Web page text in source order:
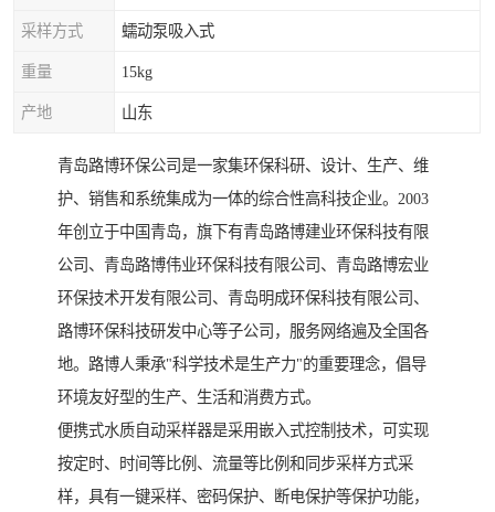
采样方式 蠕动泵吸入式
重量 15kg
产地 山东
青岛路博环保公司是一家集环保科研、设计、生产、维
护、销售和系统集成为一体的综合性高科技企业。2003
年创立于中国青岛，旗下有青岛路博建业环保科技有限
公司、青岛路博伟业环保科技有限公司、青岛路博宏业
环保技术开发有限公司、青岛明成环保科技有限公司、
路博环保科技研发中心等子公司，服务网络遍及全国各
地。路博人秉承"科学技术是生产力"的重要理念，倡导
环境友好型的生产、生活和消费方式。
便携式水质自动采样器是采用嵌入式控制技术，可实现
按定时、时间等比例、流量等比例和同步采样方式采
样，具有一键采样、密码保护、断电保护等保护功能，